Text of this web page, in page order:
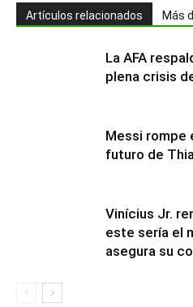
Artículos relacionados Más
La AFA
plena crisis
Messi rompe
futuro de
Vinícius Jr.
este sería el
asegura su